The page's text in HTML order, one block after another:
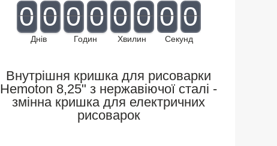
0 0
Днів
0 0
Годин
0 0
Хвилин
0 0
Секунд
Внутрішня кришка для рисоварки
Hemoton 8,25" з нержавіючої сталі -
змінна кришка для електричних
рисоварок